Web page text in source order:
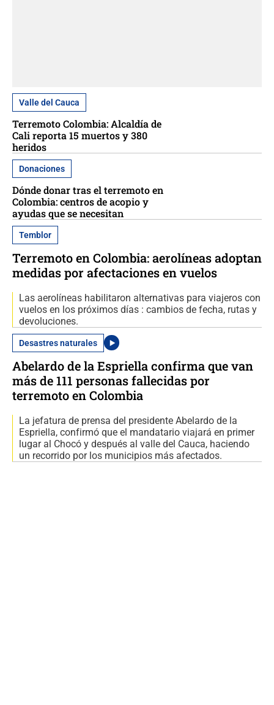
Valle del Cauca
Terremoto Colombia: Alcaldía de
Cali reporta 15 muertos y 380
heridos
Donaciones
Dónde donar tras el terremoto en
Colombia: centros de acopio y
ayudas que se necesitan
Temblor
Terremoto en Colombia: aerolíneas adoptan
medidas por afectaciones en vuelos
Las aerolíneas habilitaron alternativas para viajeros con
vuelos en los próximos días : cambios de fecha, rutas y
devoluciones.
Desastres naturales
Abelardo de la Espriella confirma que van
más de 111 personas fallecidas por
terremoto en Colombia
La jefatura de prensa del presidente Abelardo de la
Espriella, confirmó que el mandatario viajará en primer
lugar al Chocó y después al valle del Cauca, haciendo
un recorrido por los municipios más afectados.